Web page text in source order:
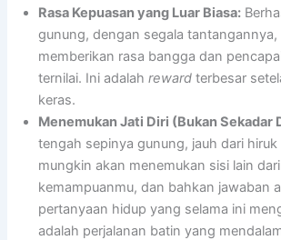
Rasa Kepuasan yang Luar Biasa:
gunung, dengan segala tantangannya,
memberikan rasa bangga dan
ternilai. Ini adalahreward terbesar
keras.
Menemukan Jati Diri (Bukan Sekadar
tengah sepinya gunung, jauh dari
mungkin akan menemukan sisi lain
kemampuanmu, dan bahkan jawaban
pertanyaan hidup yang selama ini
adalah perjalanan batin yang